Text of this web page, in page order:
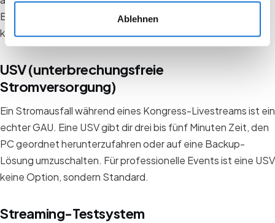
Ablehnen
Einstiegsmodelle von Behringer oder Yamaha sind
kostengünstig und zuverlässig.
USV (unterbrechungsfreie
Stromversorgung)
Ein Stromausfall während eines Kongress-Livestreams ist ein
echter GAU. Eine USV gibt dir drei bis fünf Minuten Zeit, den
PC geordnet herunterzufahren oder auf eine Backup-
Lösung umzuschalten. Für professionelle Events ist eine USV
keine Option, sondern Standard.
Streaming-Testsystem